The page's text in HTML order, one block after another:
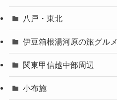
八戸・東北
伊豆箱根湯河原の旅グルメ
関東甲信越中部周辺
小布施